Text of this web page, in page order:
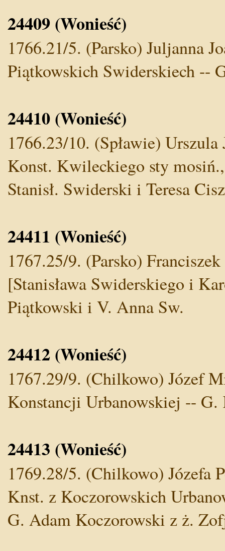
24409 (Wonieść)
1766.21/5. (Parsko) Juljanna
Piątkowskich Swiderskiech --
24410 (Wonieść)
1766.23/10. (Spławie)
Konst. Kwileckiego sty
Stanisł. Swiderski i Teresa
24411 (Wonieść)
1767.25/9. (Parsko)
[Stanisława Swiderskiego i
Piątkowski i V. Anna Sw.
24412 (Wonieść)
1767.29/9. (Chilkowo) Józef
Konstancji Urbanowskiej --
24413 (Wonieść)
1769.28/5. (Chilkowo) Józefa
Knst. z Koczorowskich
G. Adam Koczorowski z ż.